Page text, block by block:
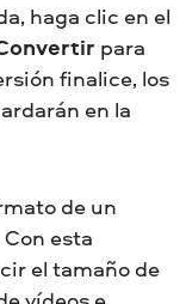
haga clic en el
para
finalice, los
en la
de un
esta
el tamaño de